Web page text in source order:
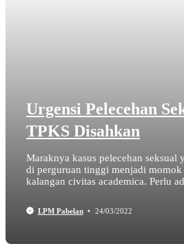
Urgensi Pelecehan
TPKS Disahkan
Maraknya kasus pelecehan seksual
di perguruan tinggi menjadi momok
kalangan civitas academica. Perlu
LPM Pabelan 24/03/2022